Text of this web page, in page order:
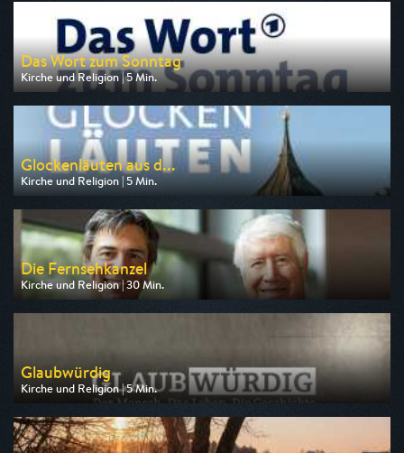
Das Wort zum Sonntag
Kirche und Religion | 5 Min.
Ausgestrahlt von ARD
am 08.08.2026, 23:35
Glockenläuten aus d...
Kirche und Religion | 5 Min.
Ausgestrahlt von BR
am 08.08.2026, 11:55
Die Fernsehkanzel
Kirche und Religion | 30 Min.
Ausgestrahlt von RTLZWEI
am 09.08.2026, 07:30
Glaubwürdig
Kirche und Religion | 5 Min.
Ausgestrahlt von MDR
am 08.08.2026, 18:45